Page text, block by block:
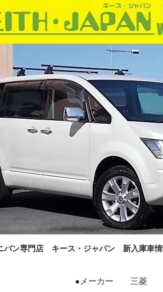
バン専門店 キース・ジャパン 新入庫車情
●メーカー 三菱